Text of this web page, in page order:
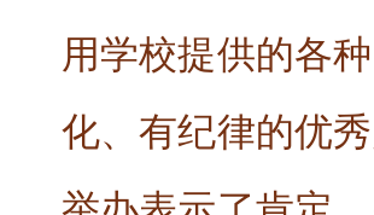
用学校提供的各
化、有纪律的优